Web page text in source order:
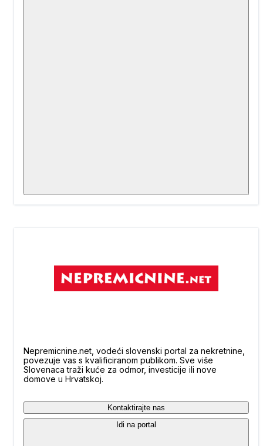
Nepremicnine.net, vodeći slovenski portal za nekretnine,
povezuje vas s kvalificiranom publikom. Sve više
Slovenaca traži kuće za odmor, investicije ili nove
domove u Hrvatskoj.
Kontaktirajte nas
Idi na portal